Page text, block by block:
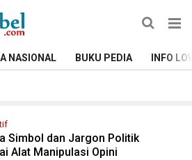
NASIONAL BUKU PEDIA INFO
Simbol dan Jargon Politik
Alat Manipulasi Opini